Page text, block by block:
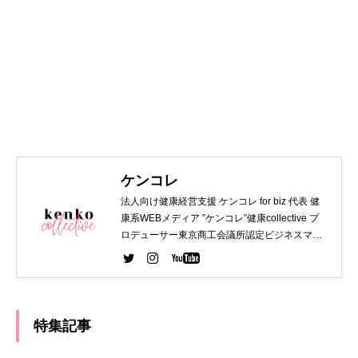
ケンコレ
法人向け健康経営支援 ケンコレ for biz 代表 健
康系WEBメディア ”ケンコレ”健康collective プ
ロデューサー東京商工会議所認定ビジネスマネ
ジャー 第一種衛生管理者 WEBデザイナー関西
特集記事